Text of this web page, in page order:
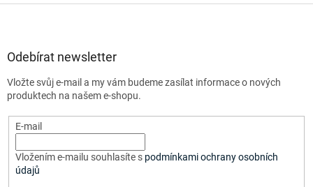
Odebírat newsletter
Vložte svůj e-mail a my vám budeme zasílat informace o nových
produktech na našem e-shopu.
E-mail
Vložením e-mailu souhlasíte s podmínkami ochrany osobních
údajů